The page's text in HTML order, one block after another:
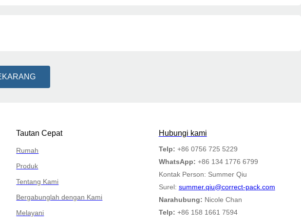
Tautan Cepat
Rumah
Produk
Tentang Kami
Bergabunglah dengan Kami
Melayani
Hubungi kami
Telp: +86 0756 725 5229
WhatsApp: +86 134 1776 6799
Kontak Person: Summer Qiu
Surel: summer.qiu@correct-pack.com
Narahubung: Nicole Chan
Telp: +86 158 1661 7594